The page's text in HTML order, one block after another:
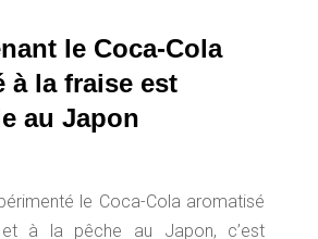
le Coca-Cola
à la fraise est
au Japon
le Coca-Cola aromatisé
à la pêche au Japon, c’est